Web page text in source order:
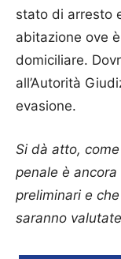
stato di arresto
abitazione ove
domiciliare.
all’Autorità
evasione.
Si dà atto,
penale è
preliminari e
saranno